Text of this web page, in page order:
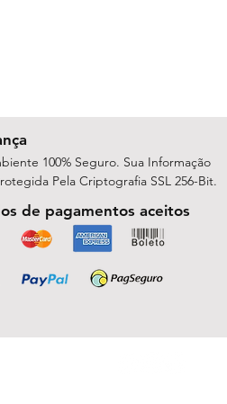
100% Seguro. Sua Informação
Pela Criptografia SSL 256-Bit.
de pagamentos aceitos